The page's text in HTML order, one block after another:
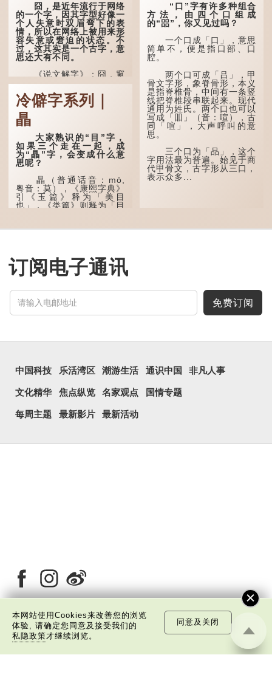
囧，是近年流行于网络
的一个字，因其字型好像一
个人失意时双眉弯下的表
情，所以在网络上被用来形
容失意或窘迫的状态。不
过，这其实是一个古字，意
思还大有不同。
《说文解字》：囧，窻
牖丽廔闿明。象形。囧，本
义是透光通明的窗户，跟
「囱」一样都是「窗」的象
形字。甲骨文中又用作地
名，古书中的「黍于囧」表
示在囧地种黍。
这个古字十分少用，直
至21世纪，网络上开始流
行表情符号，这个字也被网
民当做表情符号来用。
囧字的「八」像一对委
屈的八字眉模样，「口」像
惊讶、...
冷僻字系列｜
瞐
大家熟识的“目”字，
如果三个走在一起，成
为“瞐”字，会变成什么意
思呢？
瞐（普通话音：mò,
粤音：莫），《康熙字典》
引《玉篇》释为「美目
也」，《类篇》则释为「目
镜头有专业的计算摄影功
能，便用上「瞐」这个字，
表达iPhone12有由8位提
能，能自动进...
“口”字有许多种组合
方法，由四个口组成
的“㗊”，你又见过吗？
一个口成「口」，意思
简单不，便是指口部、口
腔。
两个口可成「吕」，甲
骨文字形，象脊骨形，本义
是指脊椎骨，中间有一条竖
线把脊椎段串联起来。现代
通用为姓氏。两个口也可以
写成「吅」（音：喧），古
同「喧」，大声呼叫的意
思。
三个口为「品」，这个
字用法最为普遍。始见于商
代甲骨文，古字形从三口，
表示众多...
订阅电子通讯
免费订阅
中国科技 乐活湾区 潮游生活 通识中国 非凡人事
文化精华 焦点纵览 名家观点 国情专题
每周主题 最新影片 最新活动
关于我们 版权告示 私隐政策声明 免责声明
本网站使用Cookies来改善您的浏览
体验, 请确定您同意及接受我们的
私隐政策才继续浏览。
同意及关闭